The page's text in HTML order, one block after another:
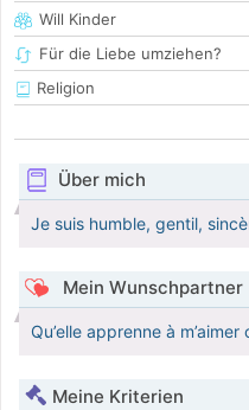
Will Kinder
Für die Liebe umziehen?
Religion
Über mich
Je suis humble, gentil,
Mein Wunschpartner
Qu’elle apprenne à
Meine Kriterien